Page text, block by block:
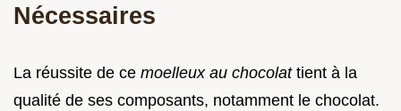
Nécessaires
La réussite de ce moelleux au chocolat tient à la
qualité de ses composants, notamment le chocolat.